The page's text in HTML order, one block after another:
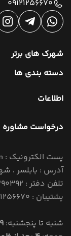
09121256670
شهرک های برتر
دسته بندی ها
اطلاعات
درخواست مشاوره
پست الکترونیک : almaasiran@gmail.com
آدرس : بابلسر ،
تلفن دفتر : 01135290392
پشتیبان : 09121256670
شنبه تا پنجشنبه: 9 صبح تا 9 شب